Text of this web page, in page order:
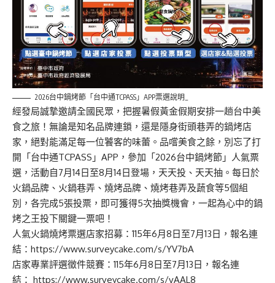
2026台中鍋烤節「台中通TCPASS」APP票選說明_
經發局誠摯邀請全國民眾，把握暑假黃金假期安排一趟台中美
食之旅！無論是知名品牌連鎖，還是隱身街頭巷弄的鍋烤店
家，絕對能滿足每一位饕客的味蕾。品嚐美食之餘，別忘了打
開「台中通TCPASS」APP，參加「2026台中鍋烤節」人氣票
選，活動自7月14日至8月14日登場，天天投、天天抽。每日於
火鍋品牌、火鍋巷弄、燒烤品牌、燒烤巷弄及蔬食等5個組
別，各完成5張投票，即可獲得5次抽獎機會，一起為心中的鍋
烤之王投下關鍵一票吧！
人氣火鍋燒烤票選店家招募：115年6月8日至7月13日，報名連
結： https://www.surveycake.com/s/YV7bA
店家專業評選徵件競賽：115年6月8日至7月13日，報名連
結： https://www.surveycake.com/s/vAAL8